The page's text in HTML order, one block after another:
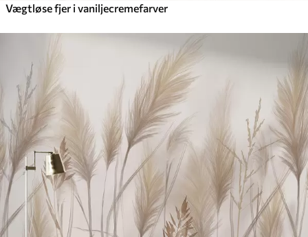
Vægtløse fjer i vaniljecremefarver